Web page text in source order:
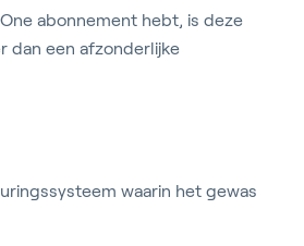
abonnement hebt, is deze
dan een afzonderlijke
waarin het gewas